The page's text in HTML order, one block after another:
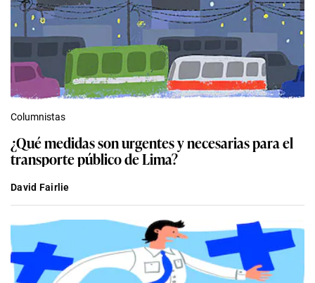
Columnistas
¿Qué medidas son urgentes y necesarias para el
transporte público de Lima?
David Fairlie